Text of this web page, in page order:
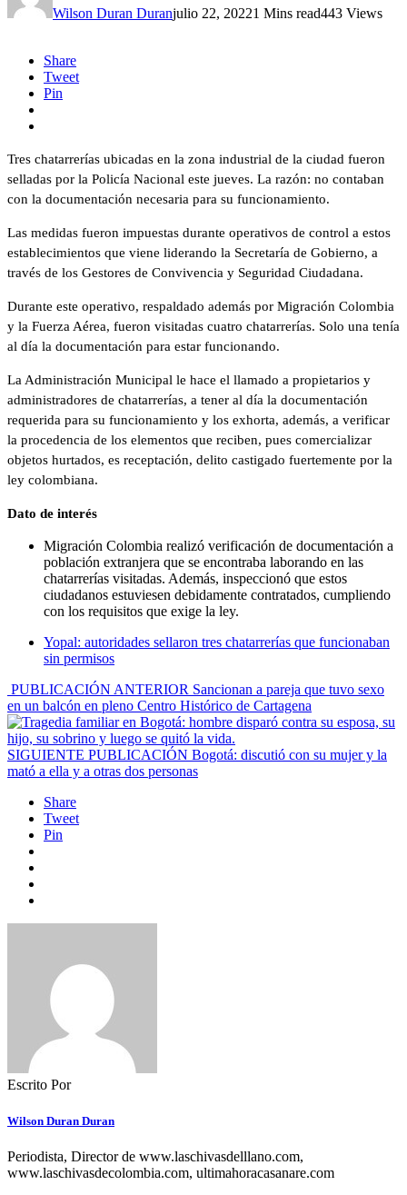
Wilson Duran Duranjulio 22, 20221 Mins read443 Views
Share
Tweet
Pin
Tres chatarrerías ubicadas en la zona industrial de la ciudad fueron
selladas por la Policía Nacional este jueves. La razón: no contaban
con la documentación necesaria para su funcionamiento.
Las medidas fueron impuestas durante operativos de control a estos
establecimientos que viene liderando la Secretaría de Gobierno, a
través de los Gestores de Convivencia y Seguridad Ciudadana.
Durante este operativo, respaldado además por Migración Colombia
y la Fuerza Aérea, fueron visitadas cuatro chatarrerías. Solo una tenía
al día la documentación para estar funcionando.
La Administración Municipal le hace el llamado a propietarios y
administradores de chatarrerías, a tener al día la documentación
requerida para su funcionamiento y los exhorta, además, a verificar
la procedencia de los elementos que reciben, pues comercializar
objetos hurtados, es receptación, delito castigado fuertemente por la
ley colombiana.
Dato de interés
Migración Colombia realizó verificación de documentación a
población extranjera que se encontraba laborando en las
chatarrerías visitadas. Además, inspeccionó que estos
ciudadanos estuviesen debidamente contratados, cumpliendo
con los requisitos que exige la ley.
Yopal: autoridades sellaron tres chatarrerías que funcionaban
sin permisos
PUBLICACIÓN ANTERIOR Sancionan a pareja que tuvo sexo
en un balcón en pleno Centro Histórico de Cartagena
SIGUIENTE PUBLICACIÓN Bogotá: discutió con su mujer y la
mató a ella y a otras dos personas
Share
Tweet
Pin
Escrito Por
Wilson Duran Duran
Periodista, Director de www.laschivasdelllano.com,
www.laschivasdecolombia.com, ultimahoracasanare.com